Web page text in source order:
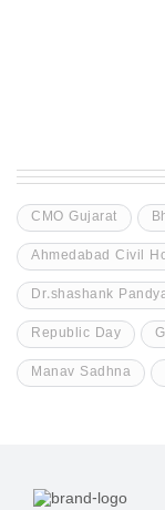
CMO Gujarat
Ahmedabad Civil
Dr.shashank
Republic Day
Manav Sadhna